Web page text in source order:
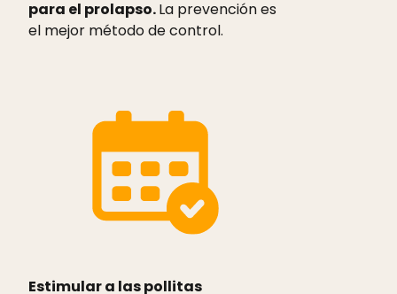
para el prolapso.La prevención es
el mejor método de control.
Estimular a las pollitas